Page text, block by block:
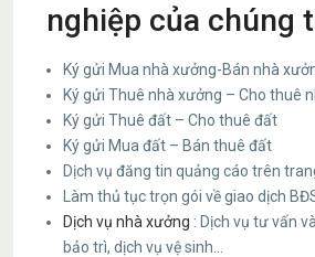
nghiệp của chúng
Ký gửi Mua nhà xưởng-Bán nhà
Ký gửi Thuê nhà xưởng – Cho thuê
Ký gửi Thuê đất – Cho thuê đất
Ký gửi Mua đất – Bán thuê đất
Dịch vụ đăng tin quảng cáo trên trang
Làm thủ tục trọn gói về giao dịch
Dịch vụ nhà xưởng : Dịch vụ tư vấn
bảo trì, dịch vụ vệ sinh…